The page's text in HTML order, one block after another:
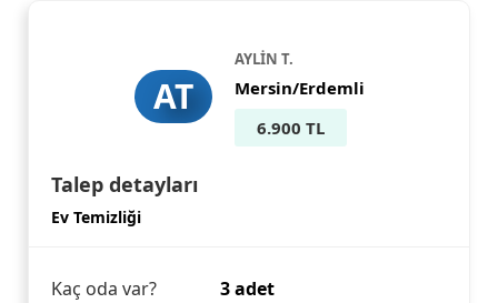
AT
AYLİN T.
Mersin/Erdemli
6.900 TL
Talep detayları
Ev Temizliği
Kaç oda var?
3 adet